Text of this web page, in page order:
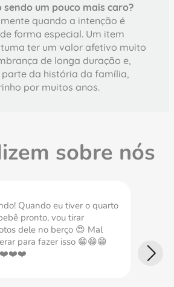
um pouco mais caro?
quando a intenção é
forma especial. Um item
ter um valor afetivo muito
de longa duração e,
da história da família,
por muitos anos.
sobre nós
Quando eu tiver o quarto
pronto, vou tirar
dele no berço 😍 Mal
para fazer isso 😁😁😁
❤️❤️❤️